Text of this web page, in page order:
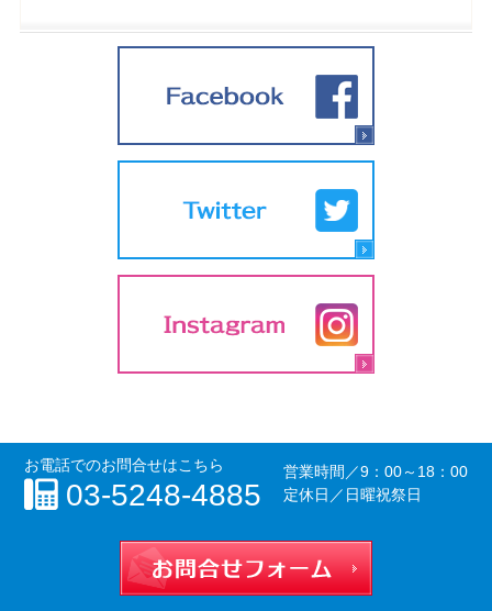
お電話でのお問合せはこちら
03-5248-4885
営業時間／9：00～18：00
定休日／日曜祝祭日